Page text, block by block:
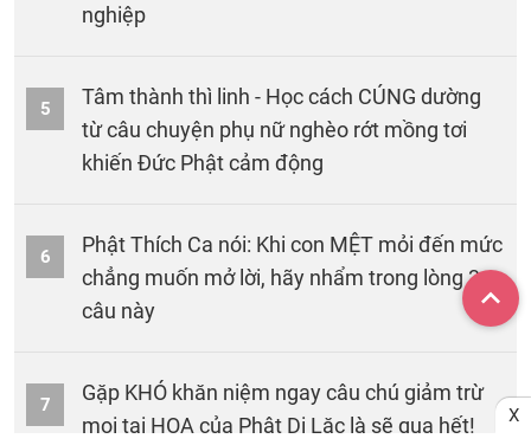
nghiệp
5
Tâm thành thì linh - Học cách CÚNG dường
từ câu chuyện phụ nữ nghèo rớt mồng tơi
khiến Đức Phật cảm động
6
Phật Thích Ca nói: Khi con MỆT mỏi đến mức
chẳng muốn mở lời, hãy nhẩm trong lòng 3
câu này
7
Gặp KHÓ khăn niệm ngay câu chú giảm trừ
mọi tai HỌA của Phật Di Lặc là sẽ qua hết!
X